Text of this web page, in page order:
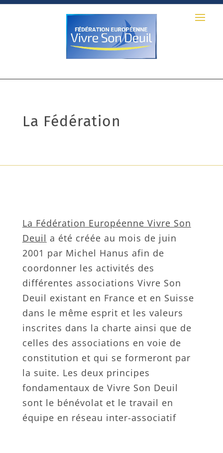
La Fédération
La Fédération Européenne Vivre Son
Deuil a été créée au mois de juin
2001 par Michel Hanus afin de
coordonner les activités des
différentes associations Vivre Son
Deuil existant en France et en Suisse
dans le même esprit et les valeurs
inscrites dans la charte ainsi que de
celles des associations en voie de
constitution et qui se formeront par
la suite. Les deux principes
fondamentaux de Vivre Son Deuil
sont le bénévolat et le travail en
équipe en réseau inter-associatif